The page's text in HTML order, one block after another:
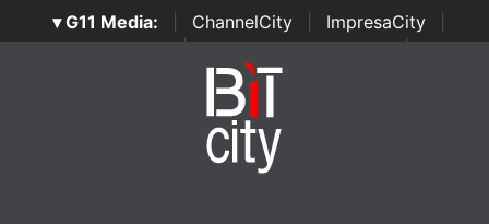
▾ G11 Media: ChannelCity ImpresaCity
SecurityOpenLab | Italian Channel Awards | Italian
Italian Security Awards